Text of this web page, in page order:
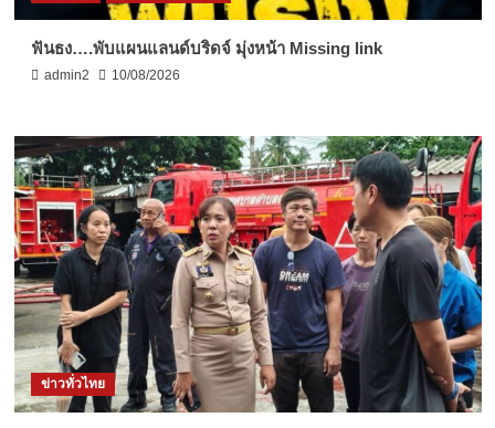
ฟันธง….พับแผนแลนด์บริดจ์ มุ่งหน้า Missing link
admin2 10/08/2026
ข่าวทั่วไทย